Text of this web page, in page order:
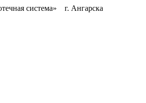
система» г. Ангарска